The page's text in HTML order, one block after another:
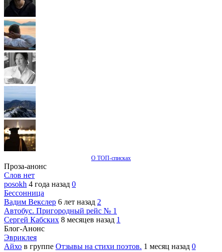
О ТОП-списках
Проза-анонс
Слов нет
posokh 4 года назад 0
Бессонница
Вадим Векслер 6 лет назад 2
Автобус. Пригородный рейс № 1
Сергей Кабских 8 месяцев назад 1
Блог-Анонс
Эвриклея
Айхо в группе Отзывы на стихи поэтов. 1 месяц назад 0